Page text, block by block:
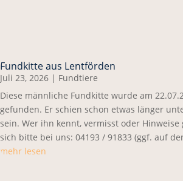
Fundkitte aus Lentförden
Juli 23, 2026 | Fundtiere
Diese männliche Fundkitte wurde am
gefunden. Er schien schon etwas länger
sein. Wer ihn kennt, vermisst oder Hinweise
sich bitte bei uns: 04193 / 91833 (ggf. auf
mehr lesen